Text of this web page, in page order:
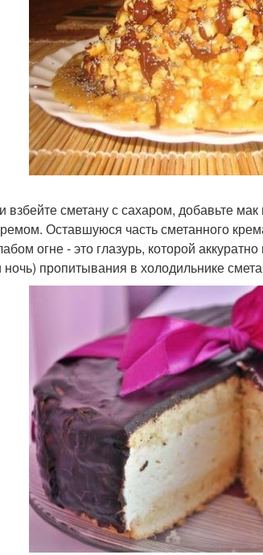
взбейте сметану с сахаром, добавьте
Оставшуюся часть сметанного
огне - это глазурь, которой
ночь) пропитывания в холодильнике